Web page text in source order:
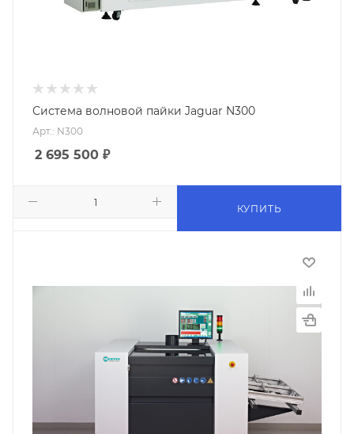
Система волновой пайки Jaguar N300
Арт.: N300
2 695 500 ₽
КУПИТЬ